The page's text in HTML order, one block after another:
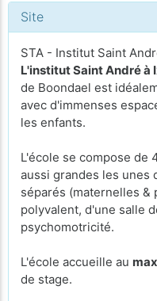
Site
STA - Institut Saint
L'institut Saint André à
de Boondael est
avec d'immenses
les enfants.
L'école se compose de
aussi grandes les unes
séparés (maternelles &
polyvalent, d'une salle
psychomotricité.
L'école accueille au
de stage.